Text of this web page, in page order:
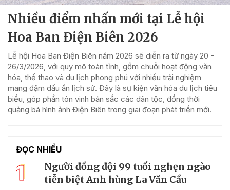
Nhiều điểm nhấn mới tại Lễ hội
Hoa Ban Điện Biên 2026
Lễ hội Hoa Ban Điện Biên năm 2026 sẽ diễn ra từ ngày 20 -
26/3/2026, với quy mô toàn tỉnh, gồm chuỗi hoạt động văn
hóa, thể thao và du lịch phong phú với nhiều trải nghiệm
mang đậm dấu ấn lịch sử. Đây là sự kiện văn hóa du lịch tiêu
biểu, góp phần tôn vinh bản sắc các dân tộc, đồng thời
quảng bá hình ảnh Điện Biên trong giai đoạn phát triển mới.
ĐỌC NHIỀU
1
Người đồng đội 99 tuổi nghẹn ngào
tiễn biệt Anh hùng La Văn Cầu